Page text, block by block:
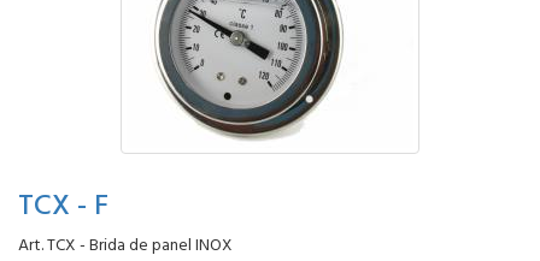
TCX - F
Art. TCX - Brida de panel INOX